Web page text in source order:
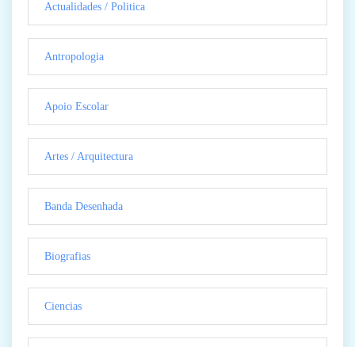
Actualidades / Politica
Antropologia
Apoio Escolar
Artes / Arquitectura
Banda Desenhada
Biografias
Ciencias